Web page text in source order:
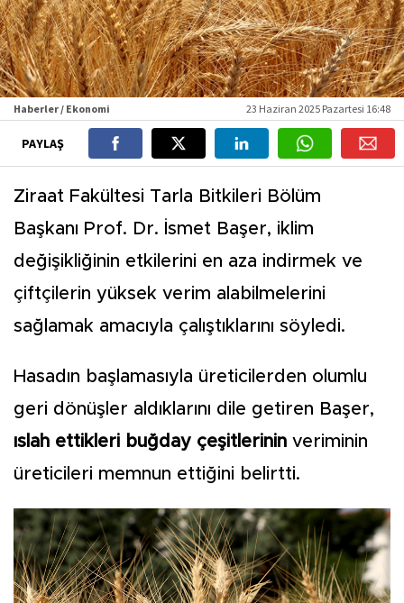
Haberler / Ekonomi 23 Haziran 2025 Pazartesi 16:48
PAYLAŞ
Ziraat Fakültesi Tarla Bitkileri Bölüm
Başkanı Prof. Dr. İsmet Başer, iklim
değişikliğinin etkilerini en aza indirmek ve
çiftçilerin yüksek verim alabilmelerini
sağlamak amacıyla çalıştıklarını söyledi.
Hasadın başlamasıyla üreticilerden olumlu
geri dönüşler aldıklarını dile getiren Başer,
ıslah ettikleri buğday çeşitlerinin veriminin
üreticileri memnun ettiğini belirtti.